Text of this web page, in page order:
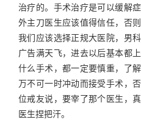
治疗的。手术治疗是可以缓解
外主刀医生应该值得信任，否
我们应该选择正规大医院，男
广告满天飞，进去以后基本都
什么手术，都一定要慎重，了
万不可一时冲动而接受手术，
位戒友说，要宰了那个医生，
医生捏把汗。